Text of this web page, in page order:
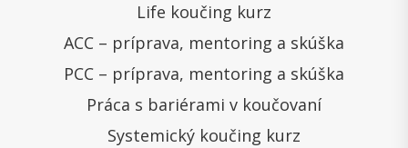
Life koučing kurz
ACC – príprava, mentoring a skúška
PCC – príprava, mentoring a skúška
Práca s bariérami v koučovaní
Systemický koučing kurz